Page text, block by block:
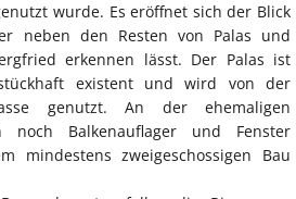
wurde. Es eröffnet sich der Blick
neben den Resten von Palas und
erkennen lässt. Der Palas ist
existent und wird von der
genutzt. An der ehemaligen
noch Balkenauflager und Fenster
mindestens zweigeschossigen Bau